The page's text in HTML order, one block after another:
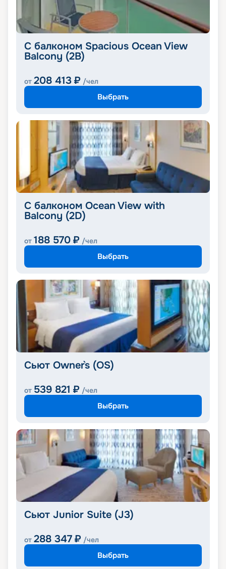
С балконом Spacious Ocean View
Balcony (2B)
от 208 413 ₽ /чел
Выбрать
С балконом Ocean View with
Balcony (2D)
от 188 570 ₽ /чел
Выбрать
Сьют Owner`s (OS)
от 539 821 ₽ /чел
Выбрать
Сьют Junior Suite (J3)
от 288 347 ₽ /чел
Выбрать